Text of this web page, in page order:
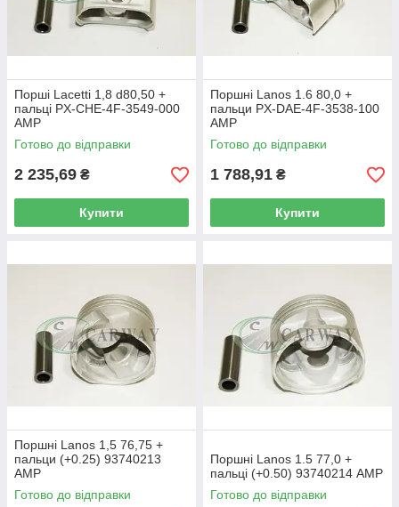
Порші Lacetti 1,8 d80,50 +
пальці PX-CHE-4F-3549-000
AMP
Готово до відправки
2 235,69 ₴
Купити
Поршні Lanos 1.6 80,0 +
пальци PX-DAE-4F-3538-100
AMP
Готово до відправки
1 788,91 ₴
Купити
Поршні Lanos 1,5 76,75 +
пальци (+0.25) 93740213
AMP
Готово до відправки
Поршні Lanos 1.5 77,0 +
пальці (+0.50) 93740214 AMP
Готово до відправки